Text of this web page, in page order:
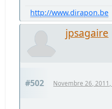
http://www.dirapon.be
jpsagaire
#502 Novembre 26,